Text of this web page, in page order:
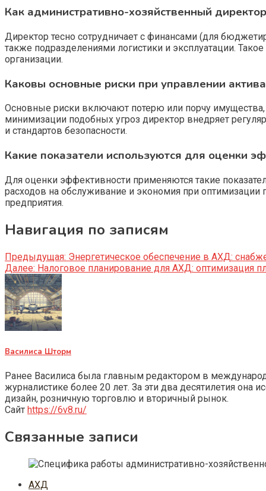
Как административно-хозяйственный
Директор тесно сотрудничает с финансами (для
также подразделениями логистики и эксплуатации.
организации.
Каковы основные риски при управлении
Основные риски включают потерю или порчу
минимизации подобных угроз директор внедряет
и стандартов безопасности.
Какие показатели используются для оценки
Для оценки эффективности применяются такие
расходов на обслуживание и экономия при оптимизации
предприятия.
Навигация по записям
Предыдущая: Энергетическое обеспечение в АХД:
Далее: Налоговое планирование для АХД: оптимизация
Василиса Шторм
Ранее Василиса была главным редактором в
журналистике более 20 лет. За эти два десятилетия
дизайн, розничную торговлю и вторичный рынок.
Сайт https://6v8.ru/
Связанные записи
АХД